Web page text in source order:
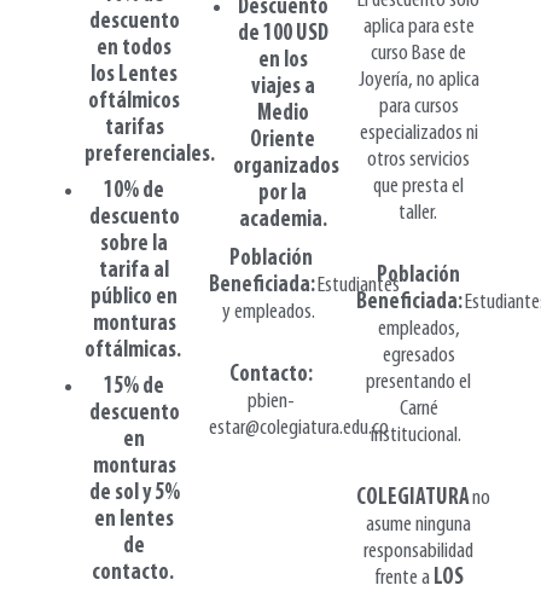
descuento
en todos
los Lentes
oftálmicos
tarifas
preferenciales.
10% de
descuento
sobre la
tarifa al
público en
monturas
oftálmicas.
15% de
descuento
en
monturas
de sol y 5%
en lentes
de
contacto.
Descuento
de 100 USD
en los
viajes a
Medio
Oriente
organizados
por la
academia.
Población
Beneficiada:Estudiantes
y empleados.
Contacto:
pbien-
estar@colegiatura.edu.co
aplica para este
curso Base de
Joyería, no aplica
para cursos
especializados ni
otros servicios
que presta el
taller.
Población
Beneficiada:
empleados,
egresados
presentando el
Carné
institucional.
COLEGIATURAno
asume ninguna
responsabilidad
frente a LOS